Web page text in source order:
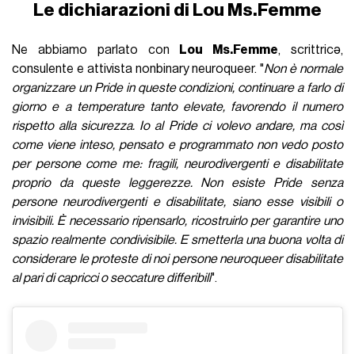
Le dichiarazioni di Lou Ms.Femme
Ne abbiamo parlato con Lou Ms.Femme, scrittricə,
consulente e attivista nonbinary neuroqueer. "Non è normale
organizzare un Pride in queste condizioni, continuare a farlo di
giorno e a temperature tanto elevate, favorendo il numero
rispetto alla sicurezza. Io al Pride ci volevo andare, ma così
come viene inteso, pensato e programmato non vedo posto
per persone come me: fragili, neurodivergenti e disabilitate
proprio da queste leggerezze. Non esiste Pride senza
persone neurodivergenti e disabilitate, siano esse visibili o
invisibili. È necessario ripensarlo, ricostruirlo per garantire uno
spazio realmente condivisibile. E smetterla una buona volta di
considerare le proteste di noi persone neuroqueer disabilitate
al pari di capricci o seccature differibili".